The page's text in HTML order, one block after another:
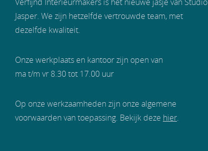
Jasper. We zijn hetzelfde vertrouwde team, met
dezelfde kwaliteit.
Onze werkplaats en kantoor zijn open van
ma t/m vr 8.30 tot 17.00 uur
Op onze werkzaamheden zijn onze algemene
voorwaarden van toepassing. Bekijk deze hier.